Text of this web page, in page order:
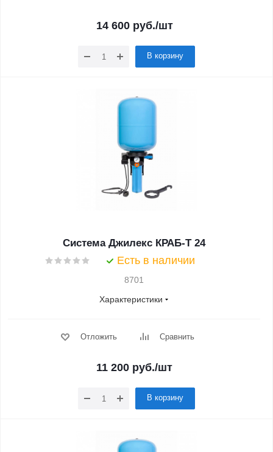
14 600руб./шт
В корзину
Система Джилекс КРАБ-Т 24
Есть в наличии
8701
Характеристики
Отложить Сравнить
11 200 руб./шт
В корзину